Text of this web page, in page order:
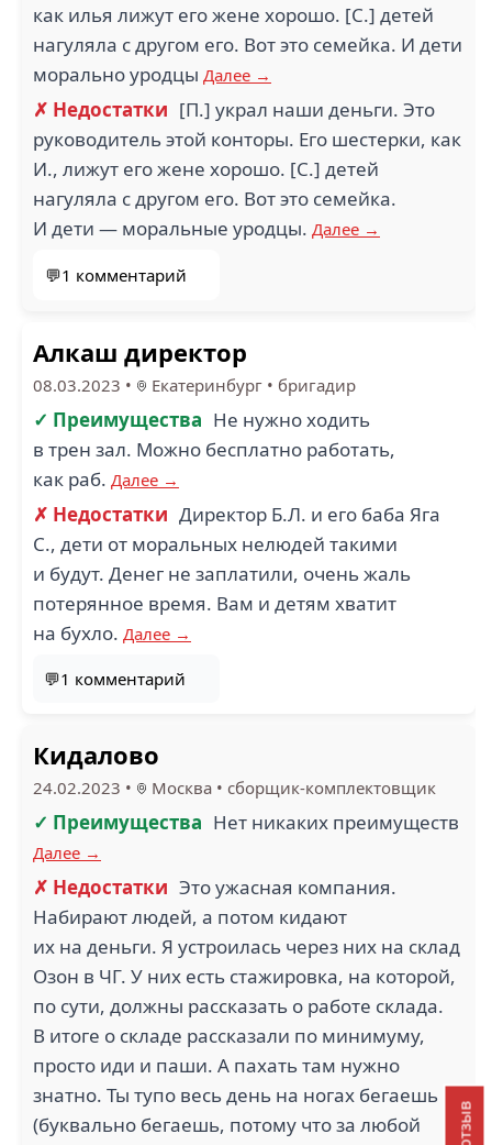
как илья лижут его жене хорошо. [С.] детей
нагуляла с другом его. Вот это семейка. И дети
морально уродцы Далее →
✗ Недостатки [П.] украл наши деньги. Это
руководитель этой конторы. Его шестерки, как
И., лижут его жене хорошо. [С.] детей
нагуляла с другом его. Вот это семейка.
И дети — моральные уродцы. Далее →
💬1 комментарий
Алкаш директор
08.03.2023 • Екатеринбург • бригадир
✓ Преимущества Не нужно ходить
в трен зал. Можно бесплатно работать,
как раб. Далее →
✗ Недостатки Директор Б.Л. и его баба Яга
С., дети от моральных нелюдей такими
и будут. Денег не заплатили, очень жаль
потерянное время. Вам и детям хватит
на бухло. Далее →
💬1 комментарий
Кидалово
24.02.2023 • Москва • сборщик-комплектовщик
✓ Преимущества Нет никаких преимуществ
Далее →
✗ Недостатки Это ужасная компания.
Набирают людей, а потом кидают
их на деньги. Я устроилась через них на склад
Озон в ЧГ. У них есть стажировка, на которой,
по сути, должны рассказать о работе склада.
В итоге о складе рассказали по минимуму,
просто иди и паши. А пахать там нужно
знатно. Ты тупо весь день на ногах бегаешь
(буквально бегаешь, потому что за любой